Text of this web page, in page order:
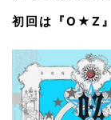
初回は『O★Z